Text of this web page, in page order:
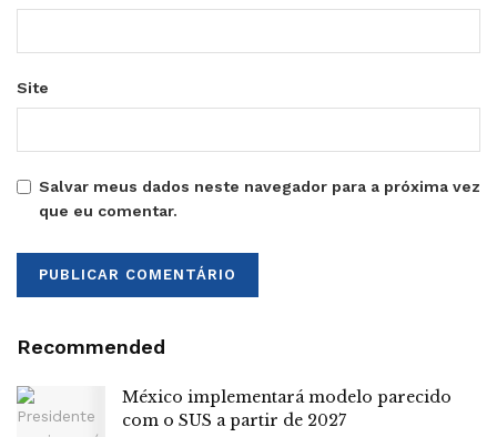
Site
Salvar meus dados neste navegador para a próxima vez
que eu comentar.
Recommended
México implementará modelo parecido
com o SUS a partir de 2027